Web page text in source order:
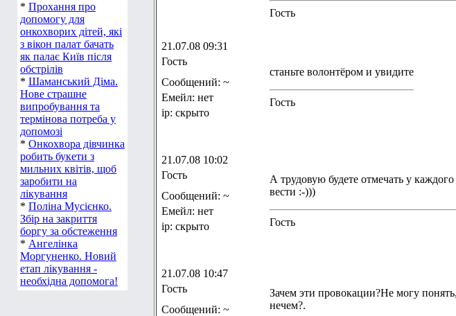
* Прохання про
допомогу для
онкохворих дітей, які
з вікон палат бачать
як палає Київ після
обстрілів
* Шаманський Діма.
Нове страшне
випробування та
термінова потреба у
допомозі
* Онкохвора дівчинка
робить букети з
мильних квітів, щоб
заробити на
лікування
* Поліна Мусієнко.
Збір на закриття
боргу за обстеження
* Ангелінка
Моргуненко. Новий
етап лікування -
необхідна допомога!
Гость
21.07.08 09:31
Гость
Сообщений: ~
Емейл: нет
ip: скрыто
станьте волонтёром и увидите
Гость
21.07.08 10:02
Гость
Сообщений: ~
Емейл: нет
ip: скрыто
А трудовую будете отмечать у каждого
вести :-)))
Гость
21.07.08 10:47
Гость
Сообщений: ~
Зачем эти провокации?Не могу
нечем?.